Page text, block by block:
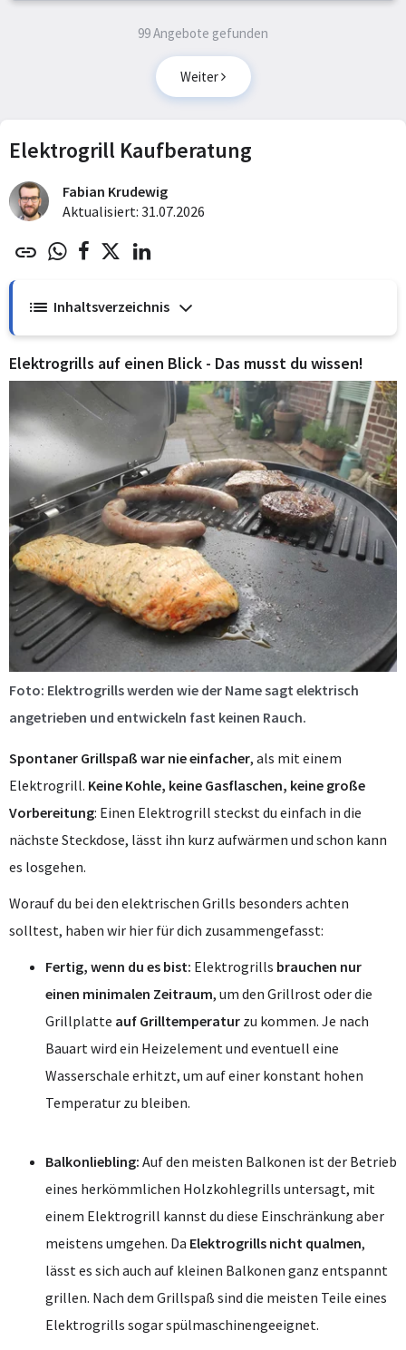
99 Angebote gefunden
Weiter
Elektrogrill Kaufberatung
Fabian Krudewig
Aktualisiert: 31.07.2026
Inhaltsverzeichnis
Elektrogrills auf einen Blick - Das musst du wissen!
Foto: Elektrogrills werden wie der Name sagt elektrisch
angetrieben und entwickeln fast keinen Rauch.
Spontaner Grillspaß war nie einfacher, als mit einem
Elektrogrill. Keine Kohle, keine Gasflaschen, keine große
Vorbereitung: Einen Elektrogrill steckst du einfach in die
nächste Steckdose, lässt ihn kurz aufwärmen und schon kann
es losgehen.
Worauf du bei den elektrischen Grills besonders achten
solltest, haben wir hier für dich zusammengefasst:
Fertig, wenn du es bist: Elektrogrills brauchen nur
einen minimalen Zeitraum, um den Grillrost oder die
Grillplatte auf Grilltemperatur zu kommen. Je nach
Bauart wird ein Heizelement und eventuell eine
Wasserschale erhitzt, um auf einer konstant hohen
Temperatur zu bleiben.
Balkonliebling: Auf den meisten Balkonen ist der Betrieb
eines herkömmlichen Holzkohlegrills untersagt, mit
einem Elektrogrill kannst du diese Einschränkung aber
meistens umgehen. Da Elektrogrills nicht qualmen,
lässt es sich auch auf kleinen Balkonen ganz entspannt
grillen. Nach dem Grillspaß sind die meisten Teile eines
Elektrogrills sogar spülmaschinengeeignet.